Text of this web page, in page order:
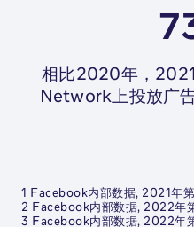
相比2020年，
Network上投放广
1 Facebook内部数据, 2021年
2 Facebook内部数据, 2022年
3 Facebook内部数据, 2022年